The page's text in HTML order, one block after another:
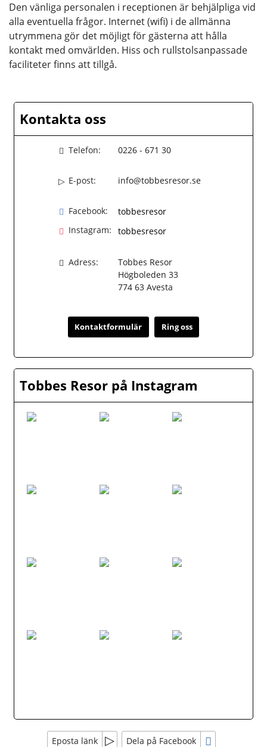
Den vänliga personalen i receptionen är behjälpliga vid
alla eventuella frågor. Internet (wifi) i de allmänna
utrymmena gör det möjligt för gästerna att hålla
kontakt med omvärlden. Hiss och rullstolsanpassade
faciliteter finns att tillgå.
Kontakta oss
Telefon: 0226 - 671 30
E-post: info@tobbesresor.se
Facebook:
tobbesresor
Instagram:
tobbesresor
Adress:
Tobbes Resor
Högboleden 33
774 63 Avesta
Kontaktformulär Ring oss
Tobbes Resor på Instagram
Eposta länk Dela på Facebook